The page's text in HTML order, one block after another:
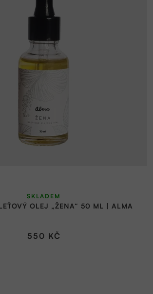
OLEJ „ŽENA“ 50 ML | ALMA
SKLADEM
550 KČ